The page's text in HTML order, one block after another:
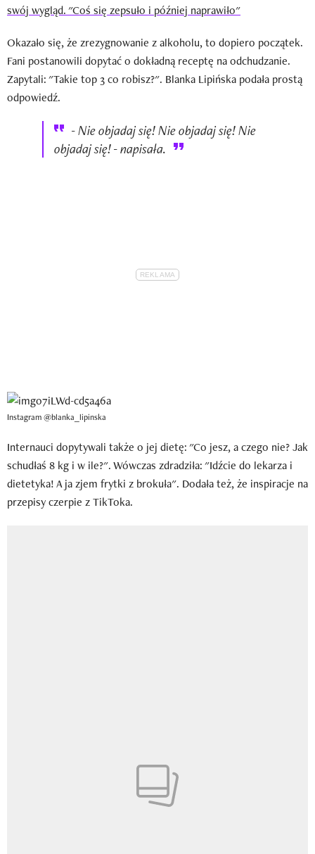
swój wygląd. "Coś się zepsuło i później naprawiło"
Okazało się, że zrezygnowanie z alkoholu, to dopiero początek.
Fani postanowili dopytać o dokładną receptę na odchudzanie.
Zapytali: "Takie top 3 co robisz?". Blanka Lipińska podała prostą
odpowiedź.
- Nie objadaj się! Nie objadaj się! Nie
objadaj się! - napisała.
Instagram @blanka_lipinska
Internauci dopytywali także o jej dietę: "Co jesz, a czego nie? Jak
schudłaś 8 kg i w ile?". Wówczas zdradziła: "Idźcie do lekarza i
dietetyka! A ja zjem frytki z brokuła". Dodała też, że inspiracje na
przepisy czerpie z TikToka.